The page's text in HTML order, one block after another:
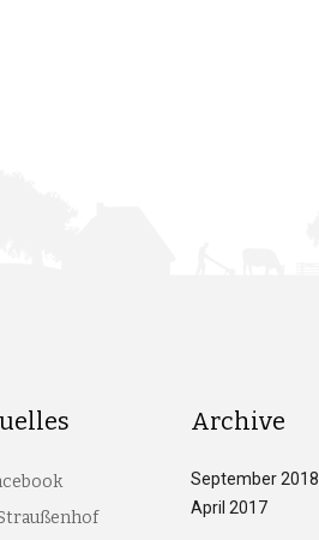
Archive
September 2018
April 2017